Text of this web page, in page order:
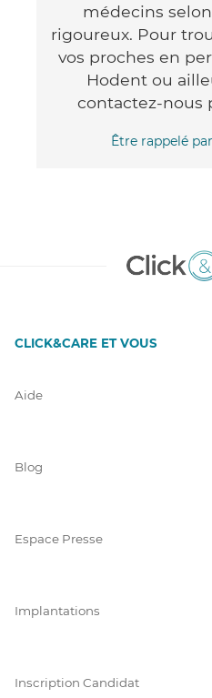
médecins
rigoureux. Pour
vos proches en
Hodent ou
contactez-nous
Être rappelé
CLICK&CARE ET VOUS
Aide
Blog
Espace Presse
Implantations
Inscription Candidat